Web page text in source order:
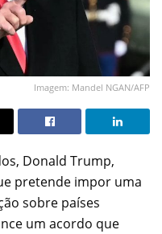
Imagem: Mandel NGAN/AFP
Donald Trump,
pretende impor uma
sobre países
um acordo que